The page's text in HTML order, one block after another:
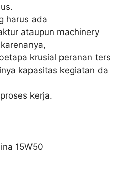
harus ada
ataupun machinery
krusial peranan ters
kapasitas kegiatan da
kerja.